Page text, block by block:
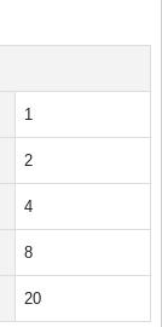
1
2
4
8
20